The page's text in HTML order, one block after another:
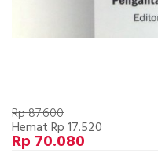
Rp 87.600
Hemat Rp 17.520
Rp 70.080